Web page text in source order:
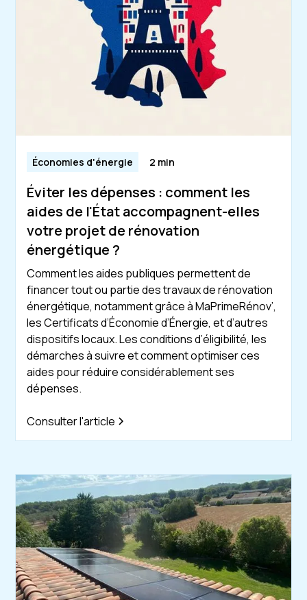
Économies d'énergie 2 min
Éviter les dépenses : comment les
aides de l'État accompagnent-elles
votre projet de rénovation
énergétique ?
Comment les aides publiques permettent de
financer tout ou partie des travaux de rénovation
énergétique, notamment grâce à MaPrimeRénov’,
les Certificats d’Économie d’Énergie, et d’autres
dispositifs locaux. Les conditions d’éligibilité, les
démarches à suivre et comment optimiser ces
aides pour réduire considérablement ses
dépenses.
Consulter l'article